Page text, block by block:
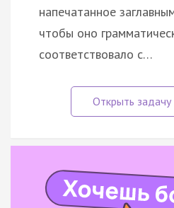
напечатанное
чтобы оно
соответствовало с…